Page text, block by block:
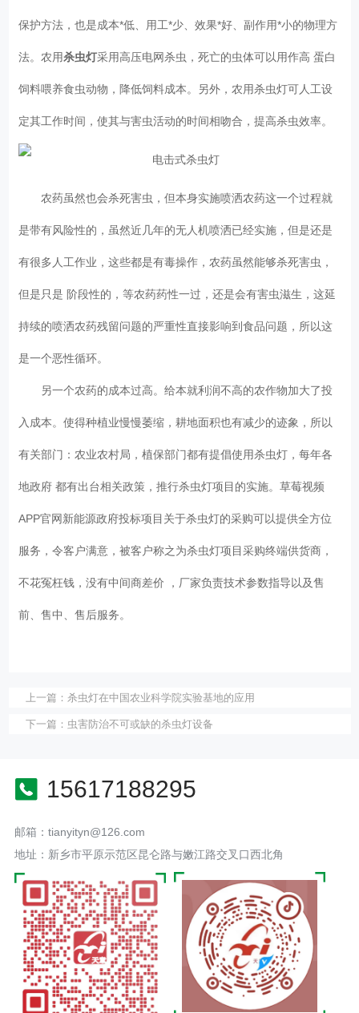
保护方法，也是成本*低、用工*少、效果*好、副作用*小的物理方
法。农用杀虫灯采用高压电网杀虫，死亡的虫体可以用作高 蛋白
饲料喂养食虫动物，降低饲料成本。另外，农用杀虫灯可人工设
定其工作时间，使其与害虫活动的时间相吻合，提高杀虫效率。
农药虽然也会杀死害虫，但本身实施喷洒农药这一个过程就
是带有风险性的，虽然近几年的无人机喷洒已经实施，但是还是
有很多人工作业，这些都是有毒操作，农药虽然能够杀死害虫，
但是只是 阶段性的，等农药药性一过，还是会有害虫滋生，这延
持续的喷洒农药残留问题的严重性直接影响到食品问题，所以这
是一个恶性循环。
另一个农药的成本过高。给本就利润不高的农作物加大了投
入成本。使得种植业慢慢萎缩，耕地面积也有减少的迹象，所以
有关部门：农业农村局，植保部门都有提倡使用杀虫灯，每年各
地政府 都有出台相关政策，推行杀虫灯项目的实施。草莓视频
APP官网新能源政府投标项目关于杀虫灯的采购可以提供全方位
服务，令客户满意，被客户称之为杀虫灯项目采购终端供货商，
不花冤枉钱，没有中间商差价 ，厂家负责技术参数指导以及售
前、售中、售后服务。
上一篇： 杀虫灯在中国农业科学院实验基地的应用
下一篇： 虫害防治不可或缺的杀虫灯设备
15617188295
邮箱：tianyityn@126.com
地址：新乡市平原示范区昆仑路与嫩江路交叉口西北角